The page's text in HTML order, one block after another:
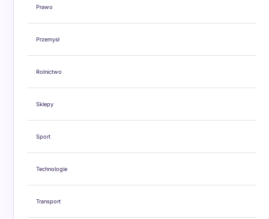
Prawo
Przemysł
Rolnictwo
Sklepy
Sport
Technologie
Transport